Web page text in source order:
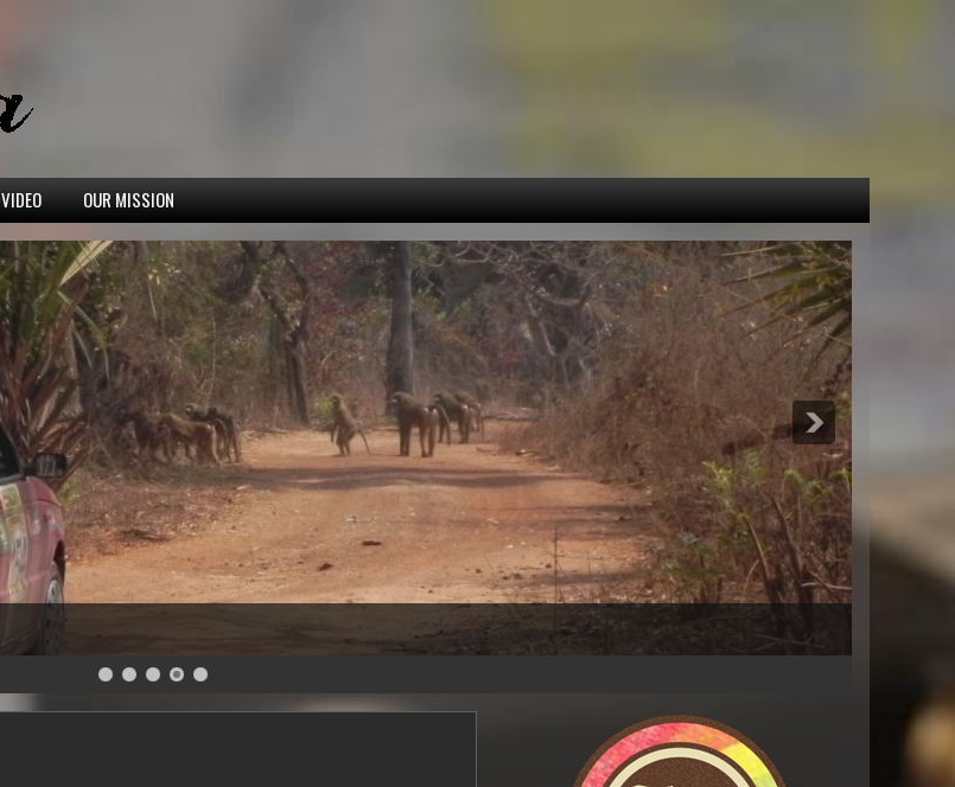
VIDEO OUR MISSION